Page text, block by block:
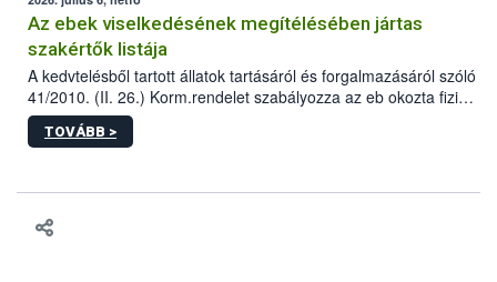
Az ebek viselkedésének megítélésében jártas
szakértők listája
A kedvtelésből tartott állatok tartásáról és forgalmazásáról szóló
41/2010. (II. 26.) Korm.rendelet szabályozza az eb okozta fizikai
sérülés, illetve ennek veszélye keletkezésekor felmerülő
hatósági feladatokat, valamint a veszélyes eb tartását és annak
TOVÁBB >